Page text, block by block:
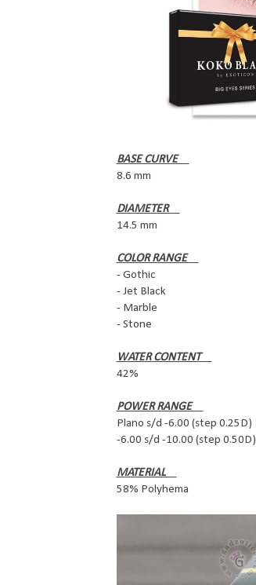
BASE CURVE
8.6 mm
DIAMETER
14.5 mm
COLOR RANGE
- Gothic
- Jet Black
- Marble
- Stone
WATER CONTENT
42%
POWER RANGE
Plano s/d -6.00 (step 0.25D)
-6.00 s/d -10.00 (step 0.50D)
MATERIAL
58% Polyhema